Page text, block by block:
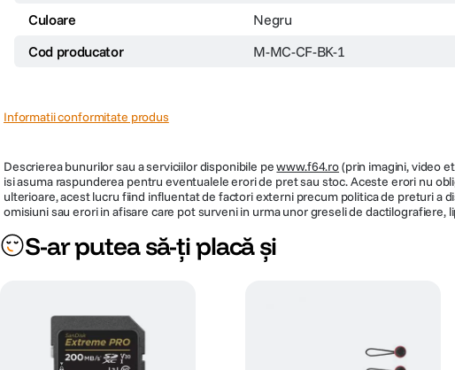
Culoare
Negru
Cod producator
M-MC-CF-BK-1
Informatii conformitate produs
Descrierea bunurilor sau a serviciilor disponibile pewww.f64.ro(prin imagini, video
isi asuma raspunderea pentru eventualele erori de pret sau stoc. Aceste erori nu
ulterioare, acest lucru fiind influentat de factori externi precum politica de preturi a
omisiuni sau erori in afisare care pot surveni in urma unor greseli de
S-ar putea să-ți placă și